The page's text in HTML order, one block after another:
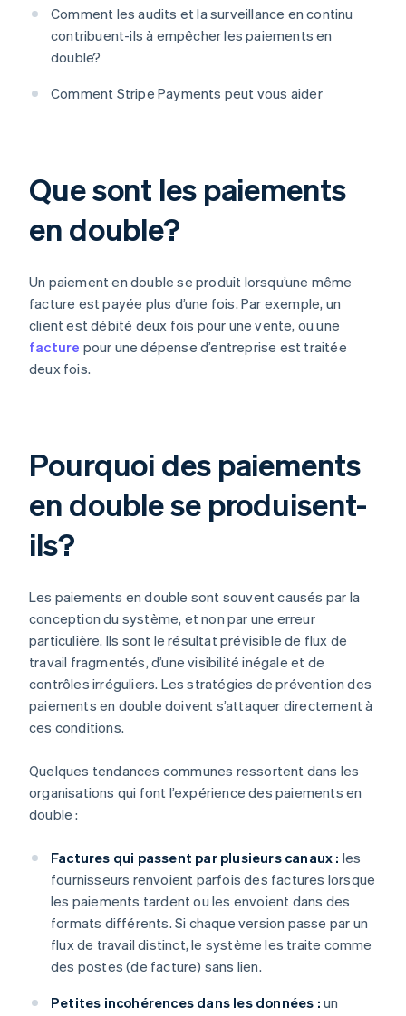
Comment les audits et la surveillance en continu
contribuent-ils à empêcher les paiements en
double?
Comment Stripe Payments peut vous aider
Que sont les paiements
en double?
Un paiement en double se produit lorsqu’une même
facture est payée plus d’une fois. Par exemple, un
client est débité deux fois pour une vente, ou une
facture pour une dépense d’entreprise est traitée
deux fois.
Pourquoi des paiements
en double se produisent-
ils?
Les paiements en double sont souvent causés par la
conception du système, et non par une erreur
particulière. Ils sont le résultat prévisible de flux de
travail fragmentés, d’une visibilité inégale et de
contrôles irréguliers. Les stratégies de prévention des
paiements en double doivent s’attaquer directement à
ces conditions.
Quelques tendances communes ressortent dans les
organisations qui font l’expérience des paiements en
double :
Factures qui passent par plusieurs canaux : les
fournisseurs renvoient parfois des factures lorsque
les paiements tardent ou les envoient dans des
formats différents. Si chaque version passe par un
flux de travail distinct, le système les traite comme
des postes (de facture) sans lien.
Petites incohérences dans les données : un